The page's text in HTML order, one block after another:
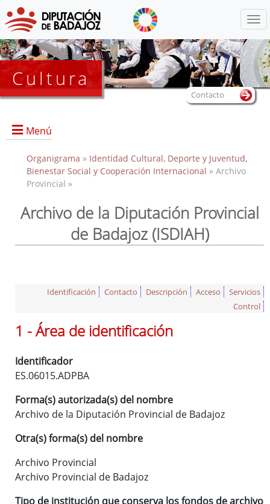
Cultura
Menú
Portada
Dirección, contacto, horario, funciones, local e instalaciones,
Reglamento y Procedimientos
Enlaces de interés
Asistencia Técnica a Archivos Municipales
Exposiciones
Formación y colaboración con la Facultad de Ciencias de la
Documentación y la Comunicación de la Uex
Otras Actividades
Organigrama » Identidad Cultural, Deporte y Juventud,
Bienestar Social y Cooperación Internacional » Archivo
Provincial »
Archivo de la Diputación Provincial
de Badajoz (ISDIAH)
Identificación Contacto Descripción Acceso
Servicios
Control
1 - Área de identificación
Identificador
ES.06015.ADPBA
Forma(s) autorizada(s) del nombre
Archivo de la Diputación Provincial de Badajoz
Otra(s) forma(s) del nombre
Archivo Provincial
Archivo Provincial de Badajoz
Tipo de institución que conserva los fondos de archivo
Contacto